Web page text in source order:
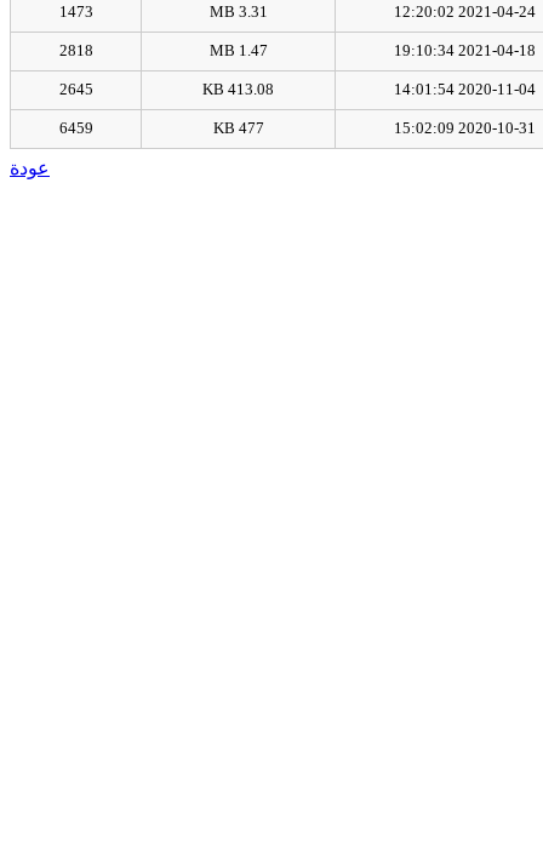
2021-04-24 12:20:02
3.31 MB
1473
2021-04-18 19:10:34
1.47 MB
2818
2020-11-04 14:01:54
413.08 KB
2645
2020-10-31 15:02:09
477 KB
6459
عودة